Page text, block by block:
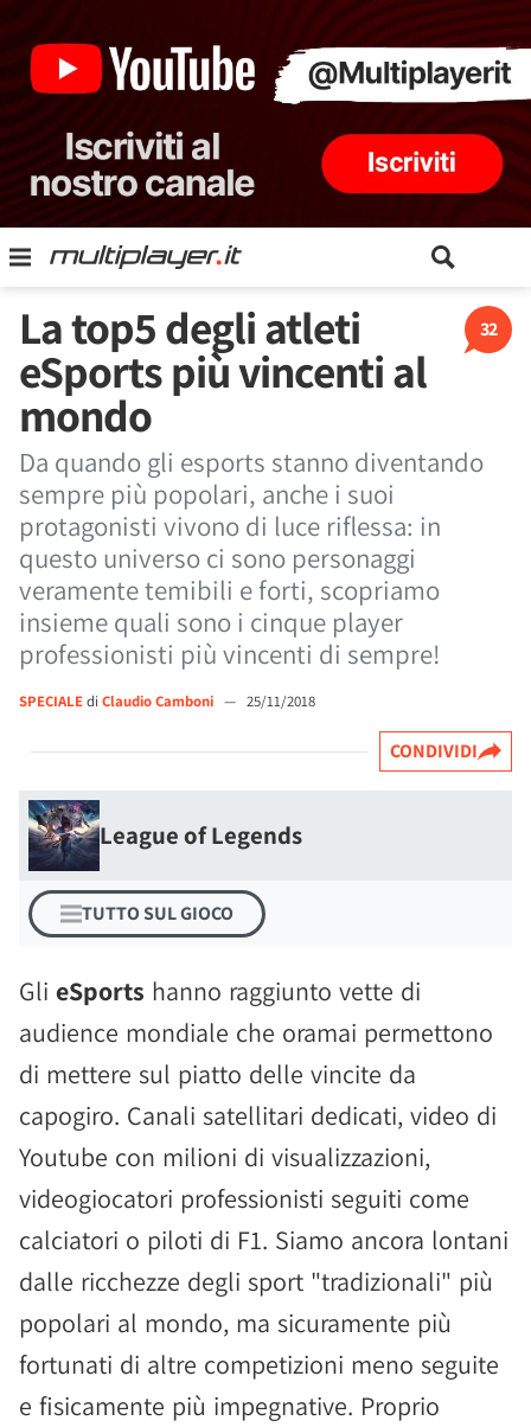
32
La top5 degli atleti
eSports più vincenti al
mondo
Da quando gli esports stanno diventando
sempre più popolari, anche i suoi
protagonisti vivono di luce riflessa: in
questo universo ci sono personaggi
veramente temibili e forti, scopriamo
insieme quali sono i cinque player
professionisti più vincenti di sempre!
SPECIALEdi Claudio Camboni — 25/11/2018
CONDIVIDI
League of Legends
TUTTO SUL GIOCO
Gli eSports hanno raggiunto vette di
audience mondiale che oramai permettono
di mettere sul piatto delle vincite da
capogiro. Canali satellitari dedicati, video di
Youtube con milioni di visualizzazioni,
videogiocatori professionisti seguiti come
calciatori o piloti di F1. Siamo ancora lontani
dalle ricchezze degli sport "tradizionali" più
popolari al mondo, ma sicuramente più
fortunati di altre competizioni meno seguite
e fisicamente più impegnative. Proprio